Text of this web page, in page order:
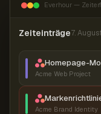
Everhour —
Zeiteinträge7.
Homepage-
Acme Web Project
Acme Brand Identity